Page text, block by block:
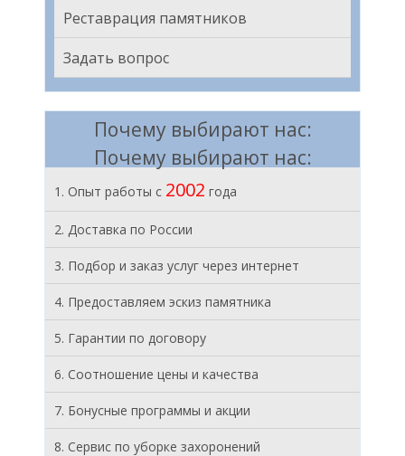
Реставрация памятников
Задать вопрос
Почему выбирают нас:
Почему выбирают нас:
1. Опыт работы с 2002 года
2. Доставка по России
3. Подбор и заказ услуг через интернет
4. Предоставляем эскиз памятника
5. Гарантии по договору
6. Соотношение цены и качества
7. Бонусные программы и акции
8. Cервис по уборке захоронений